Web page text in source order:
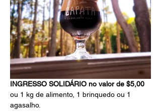
INGRESSO SOLIDÁRIO no valor de $5,00
ou 1 kg de alimento, 1 brinquedo ou 1
agasalho.